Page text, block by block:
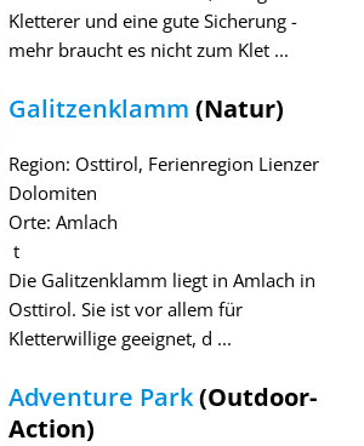
Kletterer und eine gute Sicherung -
mehr braucht es nicht zum Klet ...
Galitzenklamm (Natur)
Region: Osttirol, Ferienregion Lienzer
Dolomiten
Orte: Amlach
t
Die Galitzenklamm liegt in Amlach in
Osttirol. Sie ist vor allem für
Kletterwillige geeignet, d ...
Adventure Park(Outdoor-
Action)